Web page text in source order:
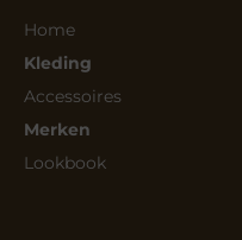
Home
Kleding
Accessoires
Merken
Lookbook